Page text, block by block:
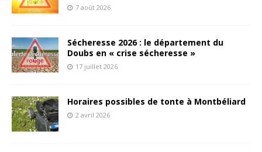
7 août 2026
Sécheresse 2026 : le département du
Doubs en « crise sécheresse »
17 juillet 2026
Horaires possibles de tonte à Montbéliard
2 avril 2026